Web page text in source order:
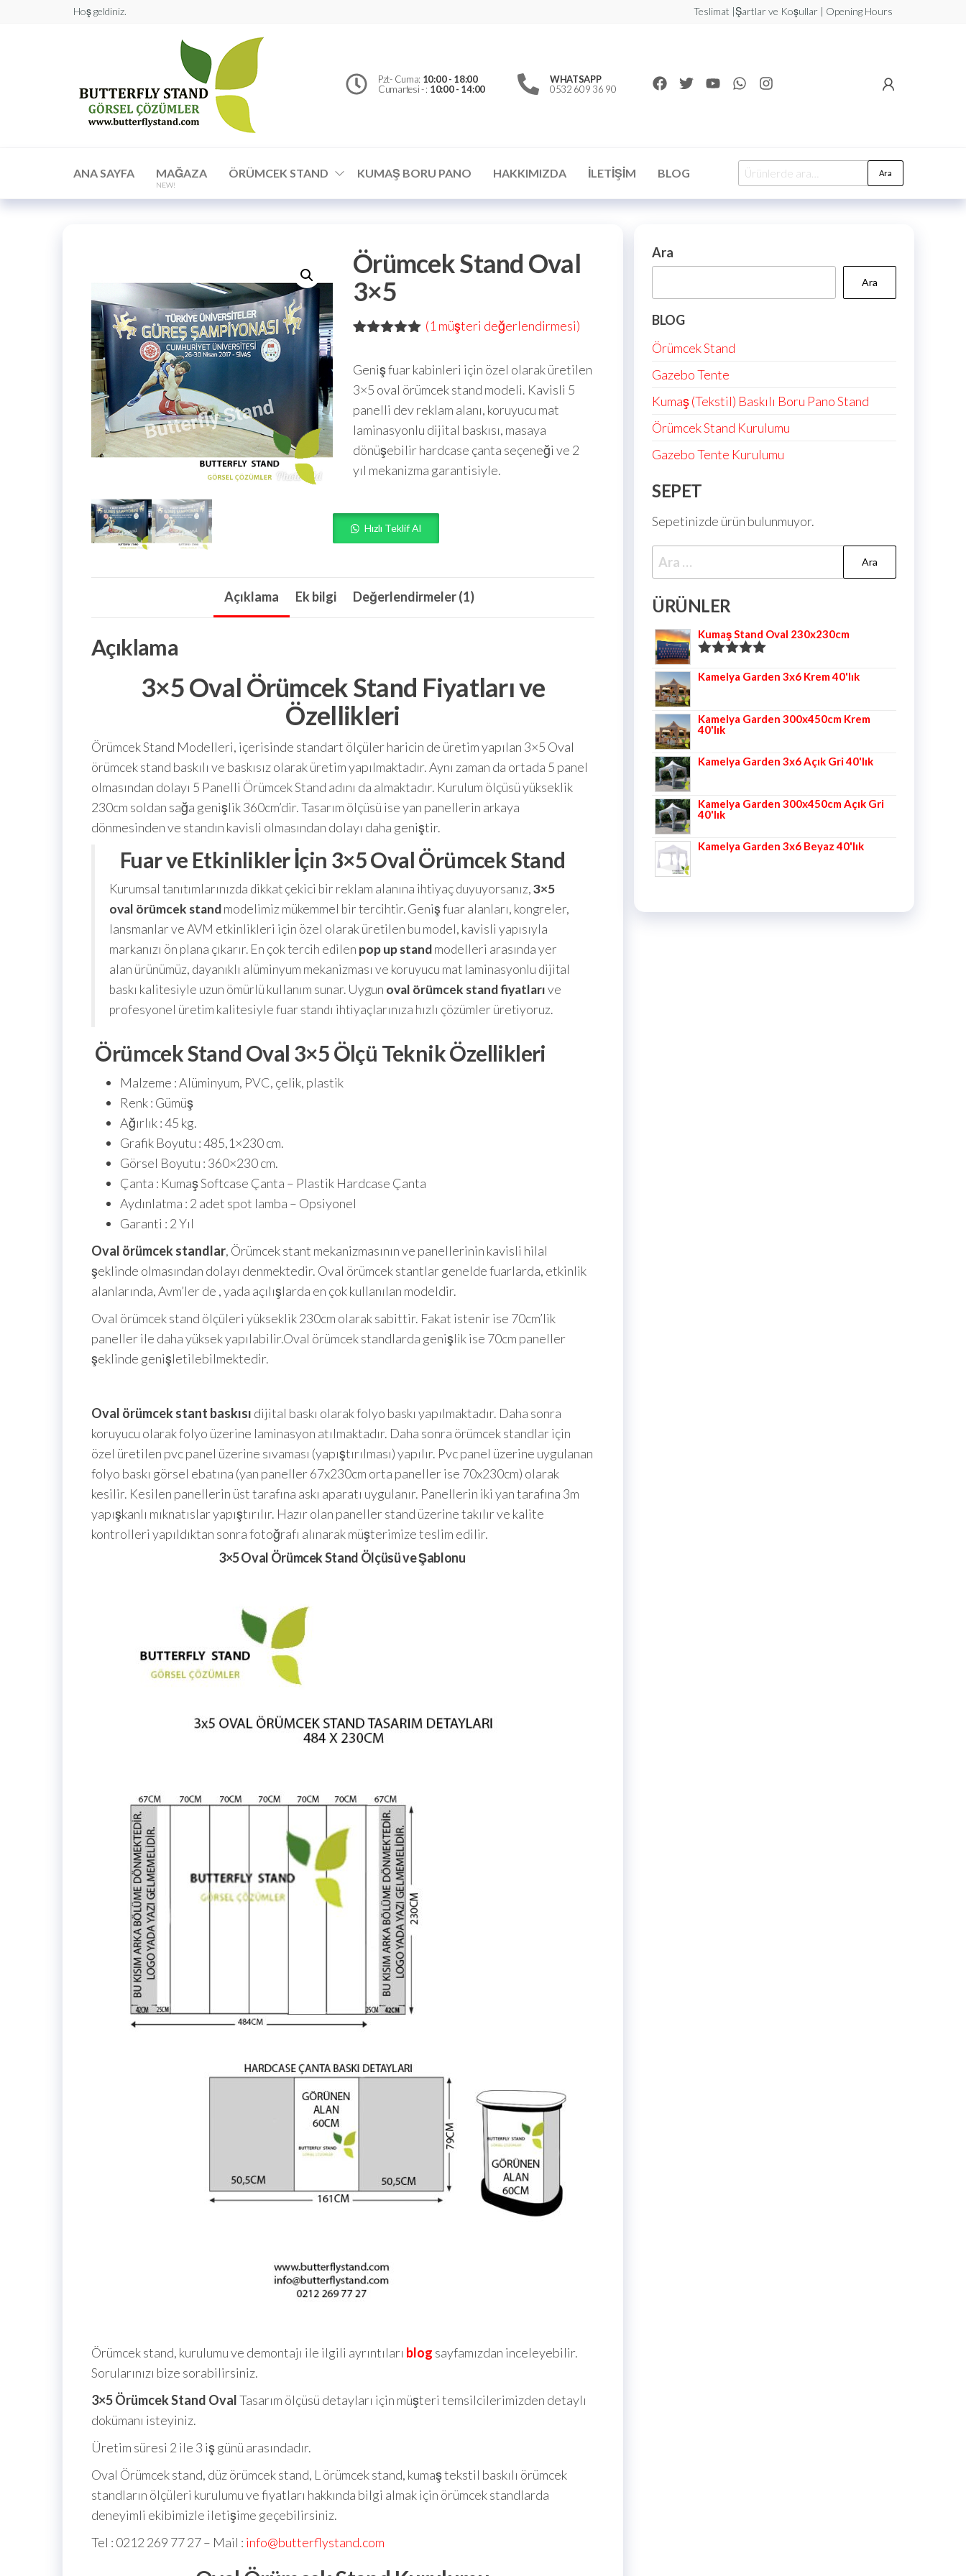
Hoş geldiniz. Teslimat |Şartlar ve Koşullar | Opening Hours
Çözümler
Pzt- Cuma: 10:00 - 18:00
Cumartesi - : 10:00 - 14:00
WHATSAPP
0532 609 36 90
ANA SAYFA MAĞAZA
NEW!
ÖRÜMCEK STAND KUMAŞ BORU PANO HAKKIMIZDA İLETIŞIM BLOG Ara
Örümcek Stand Oval
3×5
dayanarak 5
üzerinden
5.00 puan
aldı
(1 müşteri değerlendirmesi)
Geniş fuar kabinleri için özel olarak üretilen
3×5 oval örümcek stand modeli. Kavisli 5
panelli dev reklam alanı, koruyucu mat
laminasyonlu dijital baskısı, masaya
dönüşebilir hardcase çanta seçeneği ve 2
yıl mekanizma garantisiyle.
Hızlı Teklif Al
Açıklama Ek bilgi Değerlendirmeler (1)
Açıklama
3×5 Oval Örümcek Stand Fiyatları ve
Özellikleri
Örümcek Stand Modelleri, içerisinde standart ölçüler haricin de üretim yapılan 3×5 Oval
örümcek stand baskılı ve baskısız olarak üretim yapılmaktadır. Aynı zaman da ortada 5 panel
olmasından dolayı 5 Panelli Örümcek Stand adını da almaktadır. Kurulum ölçüsü yükseklik
230cm soldan sağa genişlik 360cm’dir. Tasarım ölçüsü ise yan panellerin arkaya
dönmesinden ve standın kavisli olmasından dolayı daha geniştir.
Fuar ve Etkinlikler İçin 3×5 Oval Örümcek Stand
Kurumsal tanıtımlarınızda dikkat çekici bir reklam alanına ihtiyaç duyuyorsanız,3×5
oval örümcek standmodelimiz mükemmel bir tercihtir. Geniş fuar alanları, kongreler,
lansmanlar ve AVM etkinlikleri için özel olarak üretilen bu model, kavisli yapısıyla
markanızı ön plana çıkarır. En çok tercih edilen pop up standmodelleri arasında yer
alan ürünümüz, dayanıklı alüminyum mekanizması ve koruyucu mat laminasyonlu dijital
baskı kalitesiyle uzun ömürlü kullanım sunar. Uygun oval örümcek stand fiyatlarıve
profesyonel üretim kalitesiyle fuar standı ihtiyaçlarınıza hızlı çözümler üretiyoruz.
Örümcek Stand Oval 3×5 Ölçü Teknik Özellikleri
Malzeme : Alüminyum, PVC, çelik, plastik
Renk : Gümüş
Ağırlık : 45 kg.
Grafik Boyutu : 485,1×230 cm.
Görsel Boyutu : 360×230 cm.
Çanta : Kumaş Softcase Çanta – Plastik Hardcase Çanta
Aydınlatma : 2 adet spot lamba – Opsiyonel
Garanti : 2 Yıl
Oval örümcek standlar, Örümcek stant mekanizmasının ve panellerinin kavisli hilal
şeklinde olmasından dolayı denmektedir. Oval örümcek stantlar genelde fuarlarda, etkinlik
alanlarında, Avm’ler de , yada açılışlarda en çok kullanılan modeldir.
Oval örümcek stand ölçüleri yükseklik 230cm olarak sabittir. Fakat istenir ise 70cm’lik
paneller ile daha yüksek yapılabilir.Oval örümcek standlarda genişlik ise 70cm paneller
şeklinde genişletilebilmektedir.
Oval örümcek stant baskısı dijital baskı olarak folyo baskı yapılmaktadır. Daha sonra
koruyucu olarak folyo üzerine laminasyon atılmaktadır. Daha sonra örümcek standlar için
özel üretilen pvc panel üzerine sıvaması (yapıştırılması) yapılır. Pvc panel üzerine uygulanan
folyo baskı görsel ebatına (yan paneller 67x230cm orta paneller ise 70x230cm) olarak
kesilir. Kesilen panellerin üst tarafına askı aparatı uygulanır. Panellerin iki yan tarafına 3m
yapışkanlı mıknatıslar yapıştırılır. Hazır olan paneller stand üzerine takılır ve kalite
kontrolleri yapıldıktan sonra fotoğrafı alınarak müşterimize teslim edilir.
3×5 Oval Örümcek Stand Ölçüsü ve Şablonu
Örümcek stand, kurulumu ve demontajı ile ilgili ayrıntıları blog sayfamızdan inceleyebilir.
Sorularınızı bize sorabilirsiniz.
3×5 Örümcek Stand OvalTasarım ölçüsü detayları için müşteri temsilcilerimizden detaylı
dokümanı isteyiniz.
Üretim süresi 2 ile 3 iş günü arasındadır.
Oval Örümcek stand, düz örümcek stand, L örümcek stand, kumaş tekstil baskılı örümcek
standların ölçüleri kurulumu ve fiyatları hakkında bilgi almak için örümcek standlarda
deneyimli ekibimizle iletişime geçebilirsiniz.
Tel : 0212 269 77 27 – Mail : info@butterflystand.com
Ara
Ara
BLOG
Örümcek Stand
Gazebo Tente
Kumaş (Tekstil) Baskılı Boru Pano Stand
Örümcek Stand Kurulumu
Gazebo Tente Kurulumu
SEPET
Sepetinizde ürün bulunmuyor.
ÜRÜNLER
Kumaş Stand Oval 230x230cm
5.00oy aldı
Kamelya Garden 3x6 Krem 40'lık
Kamelya Garden 300x450cm Krem
40'lık
Kamelya Garden 3x6 Açık Gri 40'lık
Kamelya Garden 300x450cm Açık Gri
40'lık
Kamelya Garden 3x6 Beyaz 40'lık